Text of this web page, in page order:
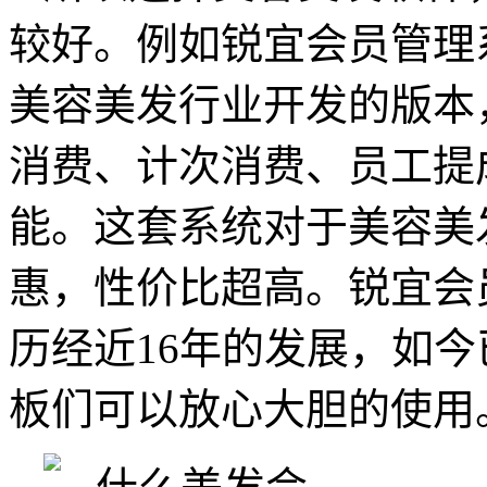
较好。例如锐宜会员管
美容美发行业开发的版
消费、计次消费、员工
能。这套系统对于美容
惠，性价比超高。锐宜
历经近16年的发展，如
板们可以放心大胆的使用